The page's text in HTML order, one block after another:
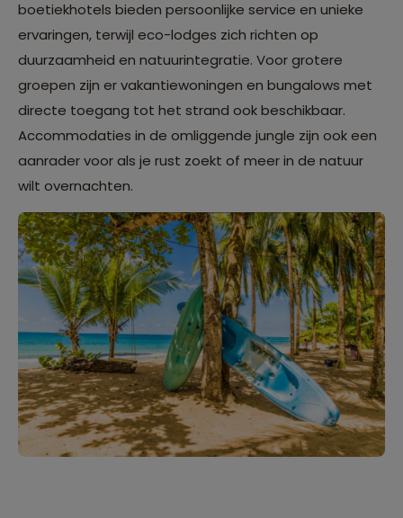
boetiekhotels bieden persoonlijke service en unieke
ervaringen, terwijl eco-lodges zich richten op
duurzaamheid en natuurintegratie. Voor grotere
groepen zijn er vakantiewoningen en bungalows met
directe toegang tot het strand ook beschikbaar.
Accommodaties in de omliggende jungle zijn ook een
aanrader voor als je rust zoekt of meer in de natuur
wilt overnachten.